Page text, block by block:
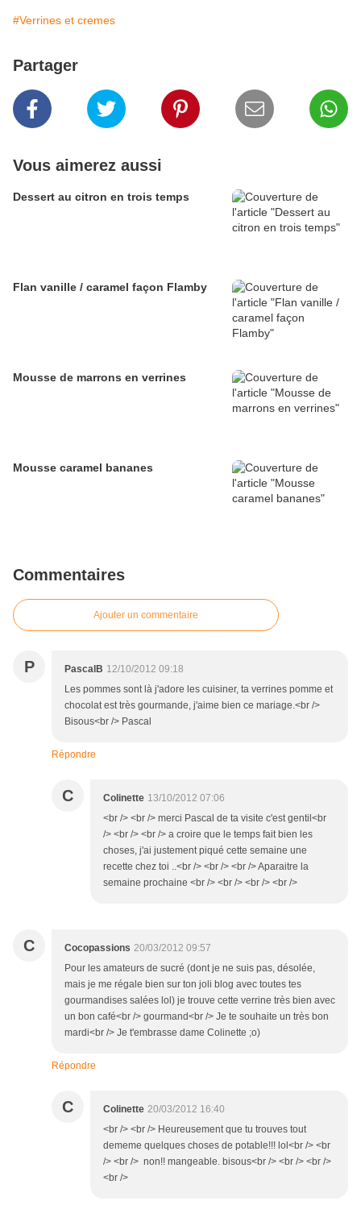
#Verrines et cremes
Partager
Vous aimerez aussi
Dessert au citron en trois temps
Flan vanille / caramel façon Flamby
Mousse de marrons en verrines
Mousse caramel bananes
Commentaires
Ajouter un commentaire
P PascalB 12/10/2012 09:18
Les pommes sont là j'adore les cuisiner, ta verrines pomme et
chocolat est très gourmande, j'aime bien ce mariage.<br />
Bisous<br /> Pascal
Répondre
C Colinette 13/10/2012 07:06
<br /> <br /> merci Pascal de ta visite c'est gentil<br
/> <br /> <br /> a croire que le temps fait bien les
choses, j'ai justement piqué cette semaine une
recette chez toi ..<br /> <br /> <br /> Aparaitre la
semaine prochaine <br /> <br /> <br /> <br />
C Cocopassions 20/03/2012 09:57
Pour les amateurs de sucré (dont je ne suis pas, désolée,
mais je me régale bien sur ton joli blog avec toutes tes
gourmandises salées lol) je trouve cette verrine très bien avec
un bon café<br /> gourmand<br /> Je te souhaite un très bon
mardi<br /> Je t'embrasse dame Colinette ;o)
Répondre
C Colinette 20/03/2012 16:40
<br /> <br /> Heureusement que tu trouves tout
dememe quelques choses de potable!!! lol<br /> <br
/> <br /> non!! mangeable. bisous<br /> <br /> <br />
<br />